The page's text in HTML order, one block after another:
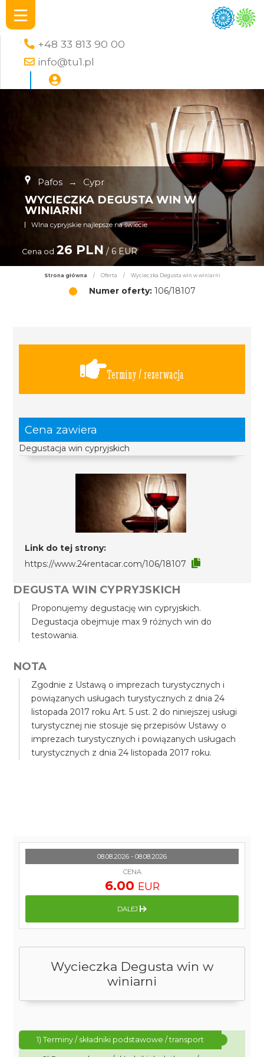
+48 33 813 90 00
info@tu1.pl
Pafos → Cypr
WYCIECZKA DEGUSTA WIN W
WINIARNI
WIna cypryjskie najlepsze na świecie
Cena od 26 PLN / 6 EUR
Strona główna / Oferta / Wycieczka Degusta win w winiarni
Numer oferty:106/18107
Terminy / rezerwacja
Cena zawiera
Degustacja win cypryjskich
Link do tej strony:
https://www.24rentacar.com/106/18107
DEGUSTA WIN CYPRYJSKICH
Proponujemy degustację win cypryjskich.
Degustacja obejmuje max 9 różnych win do
testowania.
NOTA
Zgodnie z Ustawą o imprezach turystycznych i
powiązanych usługach turystycznych z dnia 24
listopada 2017 roku Art. 5 ust. 2 do niniejszej usługi
turystycznej nie stosuje się przepisów Ustawy o
imprezach turystycznych i powiązanych usługach
turystycznych z dnia 24 listopada 2017 roku.
Wycieczka Degusta win w
winiarni
1) Terminy / składniki podstawowe / transport
08.08.2026 - 08.08.2026
CENA
6.00 EUR
DALEJ